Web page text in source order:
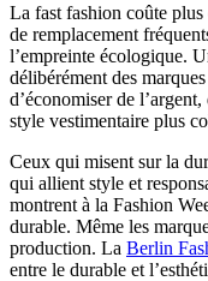
La fast fashion coûte plus
de remplacement
l’empreinte écologique.
délibérément des
d’économiser de
style vestimentaire plus
Ceux qui misent sur la
qui allient style et
montrent à la Fashion
durable. Même les
production. La Berlin
entre le durable et